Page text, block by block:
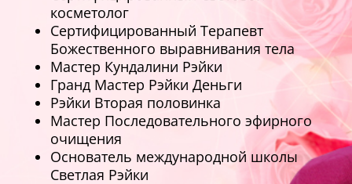
косметолог
Сертифицированный Терапевт
Божественного выравнивания тела
Мастер Кундалини Рэйки
Гранд Мастер Рэйки Деньги
Рэйки Вторая половинка
Мастер Последовательного эфирного
очищения
Основатель международной школы
Светлая Рэйки